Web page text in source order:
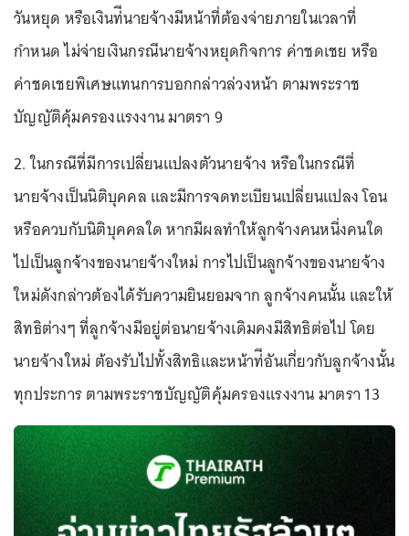
วันหยุด หรือเงินท่ีนายจ้างมีหน้าที่ต้องจ่ายภายในเวลาที่
กำหนด ไม่จ่ายเงินกรณีนายจ้างหยุดกิจการ ค่าชดเชย หรือ
ค่าชดเชยพิเศษแทนการบอกกล่าวล่วงหน้า ตามพระราช
บัญญัติคุ้มครองแรงงาน มาตรา 9
2. ในกรณีที่มีการเปลี่ยนแปลงตัวนายจ้าง หรือในกรณีที่
นายจ้างเป็นนิติบุคคล และมีการจดทะเบียนเปลี่ยนแปลง โอน
หรือควบกับนิติบุคคลใด หากมีผลทำให้ลูกจ้างคนหนึ่งคนใด
ไปเป็นลูกจ้างของนายจ้างใหม่ การไปเป็นลูกจ้างของนายจ้าง
ใหม่ดังกล่าวต้องได้รับความยินยอมจาก ลูกจ้างคนนั้น และให้
สิทธิต่างๆ ที่ลูกจ้างมีอยู่ต่อนายจ้างเดิมคงมีสิทธิต่อไป โดย
นายจ้างใหม่ ต้องรับไปทั้งสิทธิและหน้าท่ีอันเกี่ยวกับลูกจ้างนั้น
ทุกประการ ตามพระราชบัญญัติคุ้มครองแรงงาน มาตรา 13